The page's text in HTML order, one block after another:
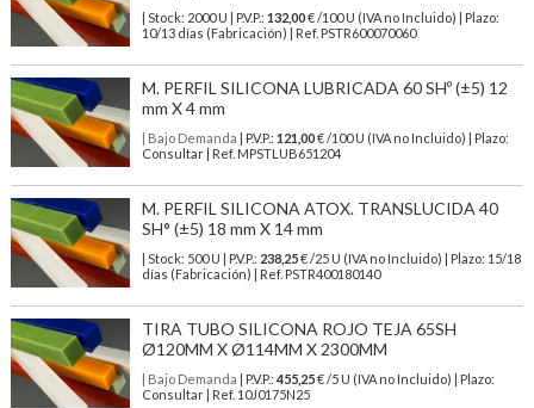
| Stock: 2000 U | P.V.P.: 132,00€/100 U (IVA no Incluido)
| Plazo:
10/13 días (Fabricación) | Ref. PSTR600070060
M. PERFIL SILICONA LUBRICADA 60 SHº (±5) 12
mm X 4 mm
| Bajo Demanda | P.V.P.: 121,00€ /100 U (IVA no Incluido) | Plazo:
Consultar | Ref. MPSTLUB651204
M. PERFIL SILICONA ATOX. TRANSLUCIDA 40
SH° (±5) 18 mm X 14 mm
| Stock: 500 U | P.V.P.: 238,25€/25 U (IVA no Incluido)
| Plazo: 15/18
días (Fabricación) | Ref. PSTR400180140
TIRA TUBO SILICONA ROJO TEJA 65SH
Ø120MM X Ø114MM X 2300MM
| Bajo Demanda | P.V.P.: 455,25€ /5 U (IVA no Incluido) | Plazo:
Consultar | Ref. 10J0175N25